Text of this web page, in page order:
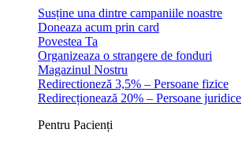
Susține una dintre campaniile noastre
Doneaza acum prin card
Povestea Ta
Organizeaza o strangere de fonduri
Magazinul Nostru
Redirectioneză 3,5% – Persoane fizice
Redirecționează 20% – Persoane juridice
Pentru Pacienți